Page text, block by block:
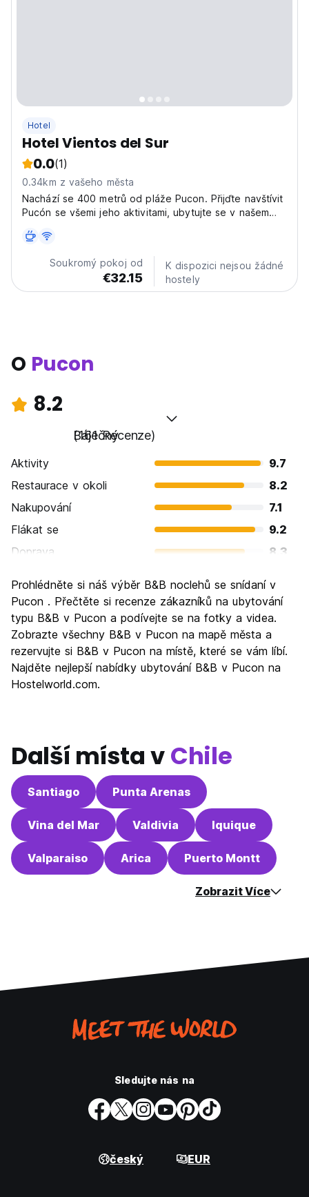
Hotel
Hotel Vientos del Sur
0.0(1)
0.34km z vašeho města
Nachází se 400 metrů od pláže Pucon. Přijďte navštívit
Pucón se všemi jeho aktivitami, ubytujte se v našem
Soukromý pokoj od
€32.15
K dispozici nejsou žádné
hostely
O Pucon
8.2
Báječný
(161 Recenze)
Aktivity
9.7
Restaurace v okoli
8.2
Nakupování
7.1
Flákat se
9.2
Doprava
8.3
Kultura
7.3
Noční život
7.3
Hodnota za peníze
8.0
Prohlédněte si náš výběr B&B noclehů se snídaní v
Pucon . Přečtěte si recenze zákazníků na ubytování
typu B&B v Pucon a podívejte se na fotky a videa.
Zobrazte všechny B&B v Pucon na mapě města a
rezervujte si B&B v Pucon na místě, které se vám líbí.
Najděte nejlepší nabídky ubytování B&B v Pucon na
Hostelworld.com.
Další místa vChile
Santiago Punta Arenas
Vina del Mar Valdivia Iquique
Valparaiso Arica Puerto Montt
Zobrazit Více
Sledujte nás na
český EUR